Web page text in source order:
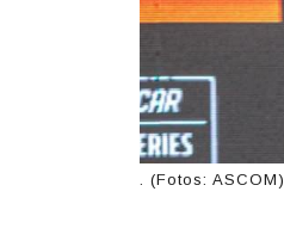
. (Fotos: ASCOM)